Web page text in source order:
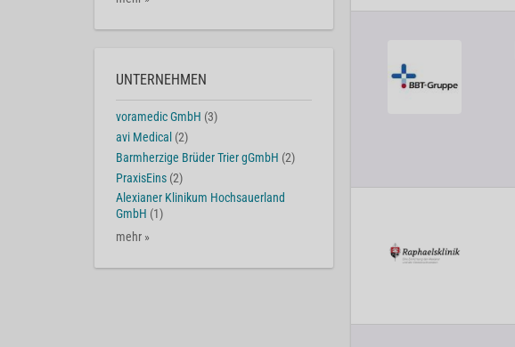
UNTERNEHMEN
voramedic GmbH (3)
avi Medical (2)
Barmherzige Brüder Trier gGmbH (2)
PraxisEins (2)
Alexianer Klinikum Hochsauerland
GmbH (1)
mehr »